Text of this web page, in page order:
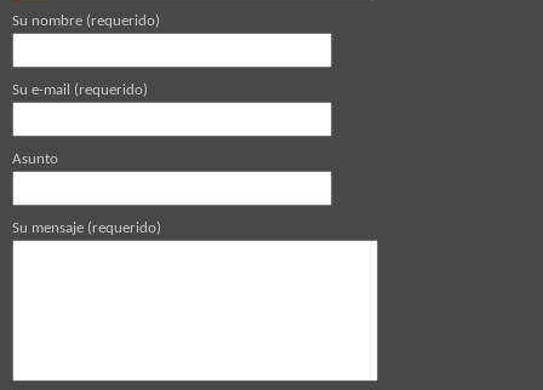
Su nombre (requerido)
Su e-mail (requerido)
Asunto
Su mensaje (requerido)